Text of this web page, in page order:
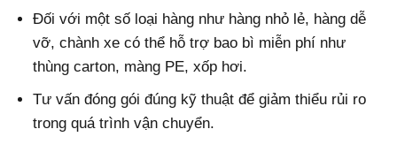
Đối với một số loại hàng như hàng nhỏ lẻ, hàng dễ
vỡ, chành xe có thể hỗ trợ bao bì miễn phí như
thùng carton, màng PE, xốp hơi.
Tư vấn đóng gói đúng kỹ thuật để giảm thiểu rủi ro
trong quá trình vận chuyển.